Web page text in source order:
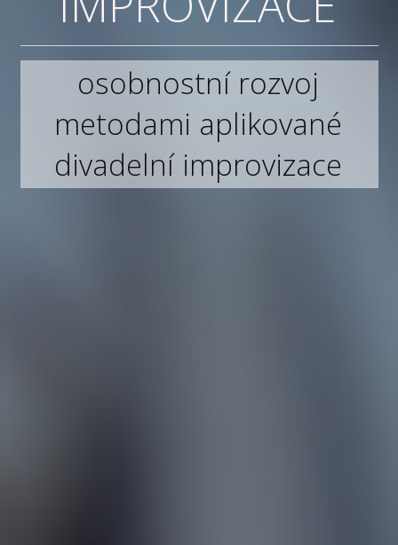
osobnostní rozvoj
metodami aplikované
divadelní improvizace